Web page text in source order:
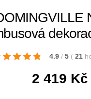
4.9 / 5 ( 21
2 419 Kč